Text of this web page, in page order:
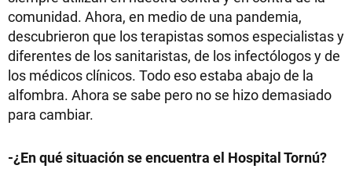
comunidad. Ahora, en medio de una pandemia,
descubrieron que los terapistas somos especialistas y
diferentes de los sanitaristas, de los infectólogos y de
los médicos clínicos. Todo eso estaba abajo de la
alfombra. Ahora se sabe pero no se hizo demasiado
para cambiar.
-¿En qué situación se encuentra el Hospital Tornú?